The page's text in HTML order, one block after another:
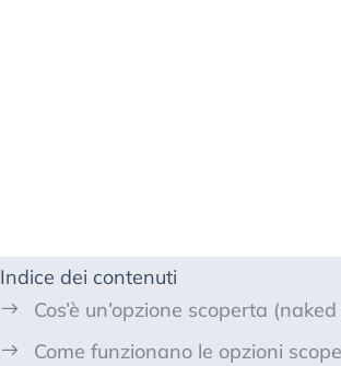
Indice dei contenuti
Cos’è un’opzione scoperta
Come funzionano le opzioni